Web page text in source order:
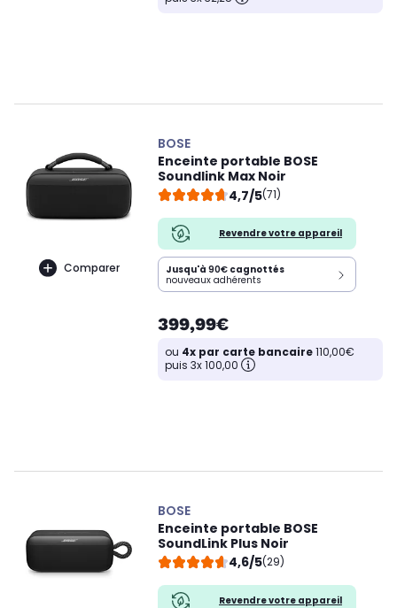
Comparer
BOSE
Enceinte portable BOSE
Soundlink Max Noir
4,7/5(71)
Revendre votre appareil
Jusqu'à 90€ cagnottés
nouveaux adhérents
399,99€
ou 4x par carte bancaire110,00€
puis 3x 100,00
BOSE
Enceinte portable BOSE
SoundLink Plus Noir
4,6/5(29)
Revendre votre appareil